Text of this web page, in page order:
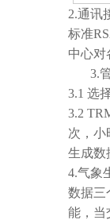
2.通讯
标准
中心对
3.
3.1 选
3.2
次，小
生成数
4.气象
数据三
能，当